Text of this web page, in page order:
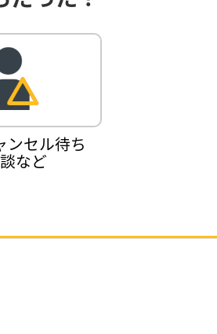
ンセル待ち
など